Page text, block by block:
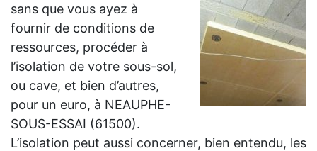
sans que vous ayez à
fournir de conditions de
ressources, procéder à
l’isolation de votre sous-sol,
ou cave, et bien d’autres,
pour un euro, à NEAUPHE-
SOUS-ESSAI (61500).
L’isolation peut aussi concerner, bien entendu, les